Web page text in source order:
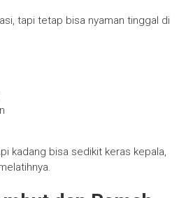
tapi tetap bisa nyaman tinggal di
kadang bisa sedikit keras kepala,